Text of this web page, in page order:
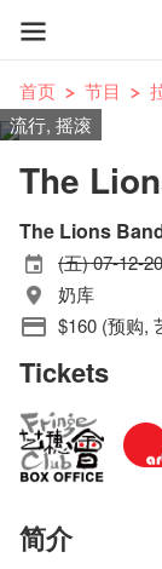
首页 节目
流行, 摇滚
The
The Lions
(五) 07-12-
奶库
$160 (预购,
Tickets
简介